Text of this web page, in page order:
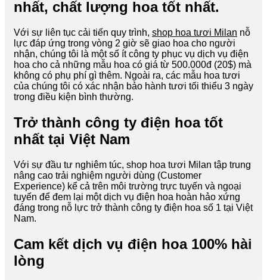
nhất, chất lượng hoa tốt nhất.
Với sự liên tục cải tiến quy trình, shop hoa tươi Milan nỗ
lực đáp ứng trong vòng 2 giờ sẽ giao hoa cho người
nhận, chúng tôi là một số ít công ty phục vụ dịch vụ điện
hoa cho cả những mẫu hoa có giá từ 500.000đ (20$) mà
không có phụ phí gì thêm. Ngoài ra, các mẫu hoa tươi
của chúng tôi có xác nhận bảo hành tươi tối thiểu 3 ngày
trong điều kiện bình thường.
Trở thành công ty điện hoa tốt
nhất tại Việt Nam
Với sự đầu tư nghiêm túc, shop hoa tươi Milan tập trung
nâng cao trải nghiệm người dùng (Customer
Experience) kể cả trên môi trường trực tuyến và ngoại
tuyến để đem lại một dịch vụ điện hoa hoàn hảo xứng
đáng trong nỗ lực trở thành công ty điện hoa số 1 tại Việt
Nam.
Cam kết dịch vụ điện hoa 100% hài
lòng